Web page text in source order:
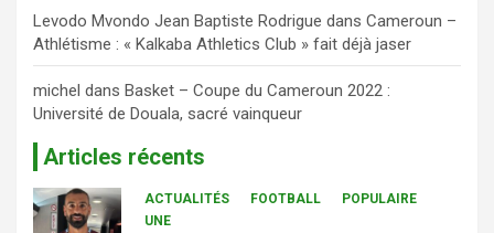
Levodo Mvondo Jean Baptiste Rodrigue dans Cameroun –
Athlétisme : « Kalkaba Athletics Club » fait déjà jaser
michel dans Basket – Coupe du Cameroun 2022 :
Université de Douala, sacré vainqueur
Articles récents
ACTUALITÉS FOOTBALL
POPULAIRE
UNE